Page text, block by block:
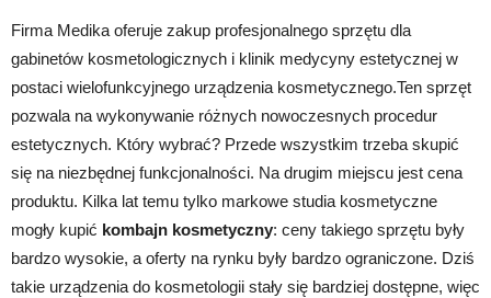
Firma Medika oferuje zakup profesjonalnego sprzętu dla
gabinetów kosmetologicznych i klinik medycyny estetycznej w
postaci wielofunkcyjnego urządzenia kosmetycznego.Ten sprzęt
pozwala na wykonywanie różnych nowoczesnych procedur
estetycznych. Który wybrać? Przede wszystkim trzeba skupić
się na niezbędnej funkcjonalności. Na drugim miejscu jest cena
produktu. Kilka lat temu tylko markowe studia kosmetyczne
mogły kupić kombajn kosmetyczny: ceny takiego sprzętu były
bardzo wysokie, a oferty na rynku były bardzo ograniczone. Dziś
takie urządzenia do kosmetologii stały się bardziej dostępne, więc